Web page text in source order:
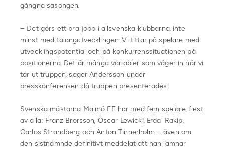
gångna säsongen.
– Det görs ett bra jobb i allsvenska klubbarna, inte
minst med talangutvecklingen. Vi tittar på spelare med
utvecklingspotential och på konkurrenssituationen på
positionerna. Det är många variabler som väger in när vi
tar ut truppen, säger Andersson under
presskonferensen då truppen presenterades.
Svenska mästarna Malmö FF har med fem spelare, flest
av alla: Franz Brorsson, Oscar Lewicki, Erdal Rakip,
Carlos Strandberg och Anton Tinnerholm – även om
den sistnämnde definitivt meddelat att han lämnar